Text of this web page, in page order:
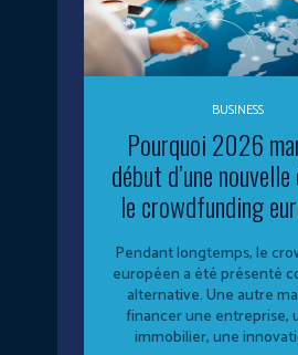
BUSINESS
Pourquoi 2026
début d’une
le crowdfunding
Pendant longtemps, le
européen a été présenté
alternative. Une autre
financer une entreprise,
immobilier, une